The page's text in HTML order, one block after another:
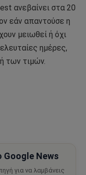
ανεβαίνει στα 20
εάν απαντούσε η
μειωθεί ή όχι
ημέρες,
των τιμών.
Google News
για να λαμβάνεις